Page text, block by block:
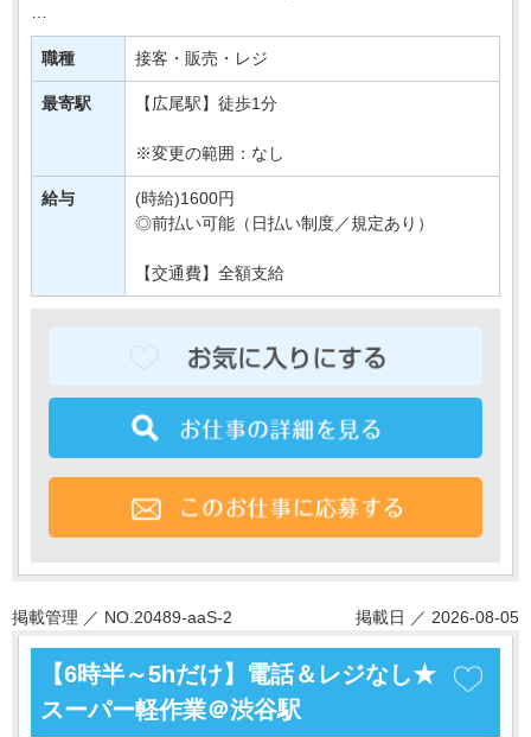
・‥…━━━━━━☆
あなたには、
対面での販売や品出しなどの業務をご担当いただきます＊
職種 接客・販売・レジ
最寄駅 【広尾駅】徒歩1分
※変更の範囲：なし
給与
(時給)1600円
◎前払い可能（日払い制度／規定あり）
【交通費】全額支給
掲載管理 ／ NO.20489-aaS-2 掲載日 ／ 2026-08-05
【6時半～5hだけ】電話＆レジなし★
スーパー軽作業＠渋谷駅